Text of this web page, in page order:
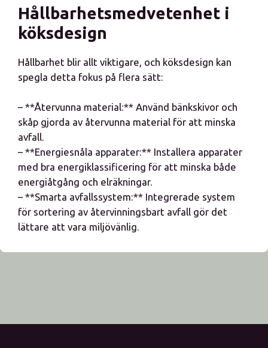
Hållbarhetsmedvetenhet i
köksdesign
Hållbarhet blir allt viktigare, och köksdesign kan
spegla detta fokus på flera sätt:
– **Återvunna material:** Använd bänkskivor och
skåp gjorda av återvunna material för att minska
avfall.
– **Energiesnåla apparater:** Installera apparater
med bra energiklassificering för att minska både
energiåtgång och elräkningar.
– **Smarta avfallssystem:** Integrerade system
för sortering av återvinningsbart avfall gör det
lättare att vara miljövänlig.